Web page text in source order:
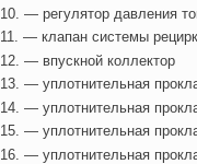
10. — регулятор давления
11. — клапан системы
12. — впускной коллектор
13. — уплотнительная
14. — уплотнительная
15. — уплотнительная
16. — уплотнительная